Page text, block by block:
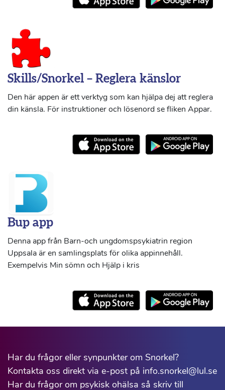
Skills/Snorkel – Reglera känslor
Den här appen är ett verktyg som kan hjälpa dej att reglera
din känsla. För instruktioner och lösenord se fliken Appar.
Bup app
Denna app från Barn-och ungdomspsykiatrin region
Uppsala är en samlingsplats för olika appinnehåll.
Exempelvis Min sömn och Hjälp i kris
Har du frågor eller synpunkter om Snorkel?
Kontakta oss direkt via e-post på info.snorkel@lul.se
Har du frågor om psykisk ohälsa så skriv till